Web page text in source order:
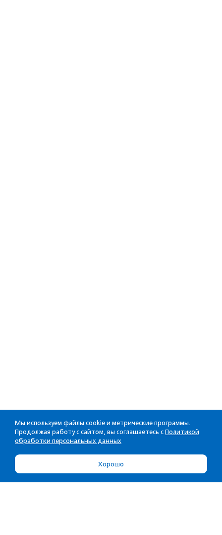
Мы используем файлы cookie и метрические программы.
Продолжая работу с сайтом, вы соглашаетесь с Политикой
обработки персональных данных
Хорошо